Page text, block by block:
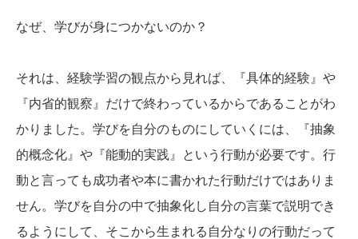
なぜ、学びが身につかないのか？
それは、経験学習の観点から見れば、『具体的経験』や
『内省的観察』だけで終わっているからであることがわ
かりました。学びを自分のものにしていくには、『抽象
的概念化』や『能動的実践』という行動が必要です。行
動と言っても成功者や本に書かれた行動だけではありま
せん。学びを自分の中で抽象化し自分の言葉で説明でき
るようにして、そこから生まれる自分なりの行動だって